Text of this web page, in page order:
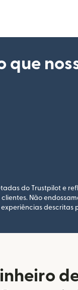
que
do Trustpilot e
Não
experiências